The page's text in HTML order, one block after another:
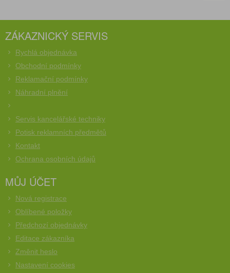
ZÁKAZNICKÝ SERVIS
Rychlá objednávka
Obchodní podmínky
Reklamační podmínky
Náhradní plnění
Servis kancelářské techniky
Potisk reklamních předmětů
Kontakt
Ochrana osobních údajů
MŮJ ÚČET
Nová registrace
Oblíbené položky
Předchozí objednávky
Editace zákazníka
Změnit heslo
Nastavení cookies